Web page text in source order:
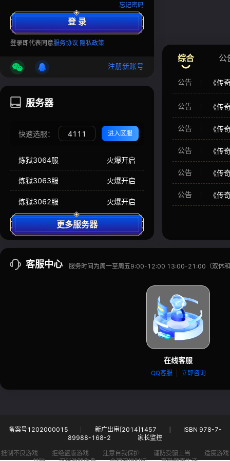
忘记密码
登 录
登录即代表同意服务协议 隐私政策
注册新账号
服务器
快速选服： 进入区服
炼狱3064服 火爆开启
炼狱3063服 火爆开启
炼狱3062服 火爆开启
更多服务器
综合 公
公告 《传
公告 《传
公告 《传
公告 《传
公告 《传
公告 《传
客服中心 服务时间为周一至周五9:00-12:00 13:00-21:00（双休
在线客服
QQ客服 立即咨询
备案号1202000015 新广出审[2014]1457
ISBN 978-7-
89988-168-2
家长监控
抵制不良游戏
拒绝盗版游戏 注意自我保护 谨防受骗上当
适度游戏